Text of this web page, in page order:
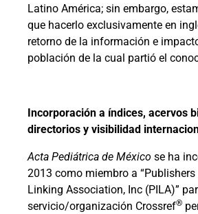
Latino América; sin embargo,
que hacerlo exclusivamente en
retorno de la información e
población de la cual partió el
Incorporación a índices, acervos
directorios y visibilidad
Acta Pediátrica de México se ha
2013 como miembro a “Publishers
Linking Association, Inc (PILA)”
servicio/organización Crossref®